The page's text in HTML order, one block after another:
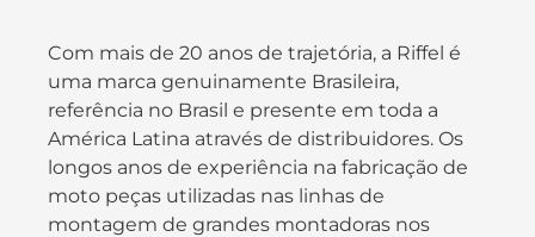
Com mais de 20 anos de trajetória, a Riffel é
uma marca genuinamente Brasileira,
referência no Brasil e presente em toda a
América Latina através de distribuidores. Os
longos anos de experiência na fabricação de
moto peças utilizadas nas linhas de
montagem de grandes montadoras nos